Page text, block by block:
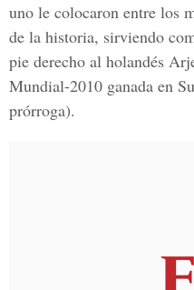
uno le colocaron entre los
de la historia, sirviendo
pie derecho al holandés
Mundial-2010 ganada en
prórroga).